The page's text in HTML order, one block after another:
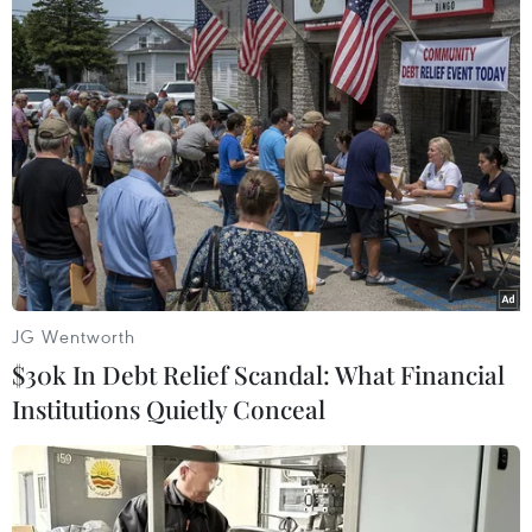
Ngày 22/9: Ghi nhận 11.527 ca nhiễm mới,
thêm 11.919 người khỏi bệnh
22/09/2021 11:51
Ngày 22/9, trên Hệ thống Quốc gia quản lý ca bệnh
COVID-19 ghi nhận 11.527 ca nhiễm mới, trong đó 2 ca
nhập cảnh và 11.525 ca ghi nhận trong nước, giảm 162
JG Wentworth
$30k In Debt Relief Scandal: What Financial
Institutions Quietly Conceal